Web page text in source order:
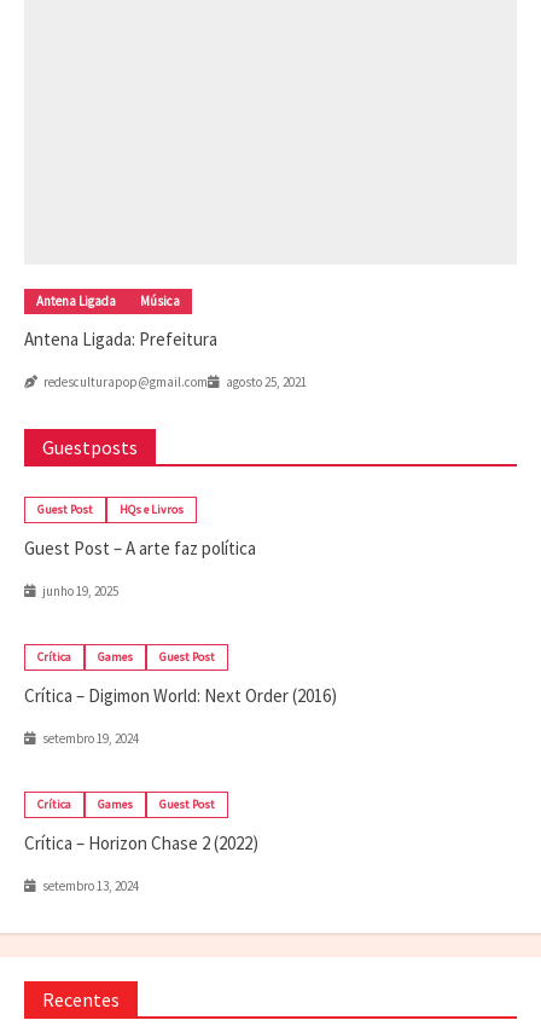
Antena Ligada Música
Antena Ligada: Prefeitura
redesculturapop@gmail.com agosto 25, 2021
Guestposts
Guest Post HQs e Livros
Guest Post – A arte faz política
junho 19, 2025
Crítica Games Guest Post
Crítica – Digimon World: Next Order (2016)
setembro 19, 2024
Crítica Games Guest Post
Crítica – Horizon Chase 2 (2022)
setembro 13, 2024
Recentes